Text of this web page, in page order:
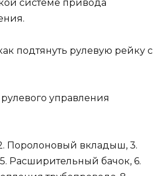
системе привода
управления
Поролоновый вкладыш, 3.
5. Расширительный бачок, 6.